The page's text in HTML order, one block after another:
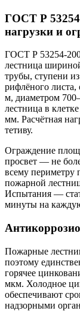
ГОСТ Р
нагрузки и
ГОСТ Р 53254-
лестница
трубы, ступени
рифлёного листа,
м, диаметром
лестница в
мм. Расчётная
тетиву.
Ограждение
просвет — не
всему периметру
пожарной
Испытания —
минуты на
Пожарные
поэтому
горячее
мкм. Холодное
обеспечивают
надзорными